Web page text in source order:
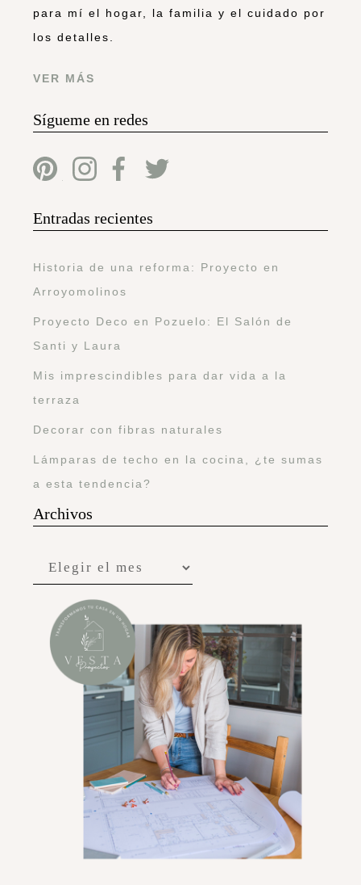
para mí el hogar, la familia y el cuidado por
los detalles.
VER MÁS
Sígueme en redes
Entradas recientes
Historia de una reforma: Proyecto en
Arroyomolinos
Proyecto Deco en Pozuelo: El Salón de
Santi y Laura
Mis imprescindibles para dar vida a la
terraza
Decorar con fibras naturales
Lámparas de techo en la cocina, ¿te sumas
a esta tendencia?
Archivos